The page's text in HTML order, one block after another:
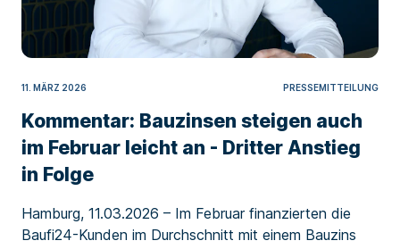
11. MÄRZ 2026 PRESSEMITTEILUNG
Kommentar: Bauzinsen steigen auch
im Februar leicht an - Dritter Anstieg
in Folge
Hamburg, 11.03.2026 – Im Februar finanzierten die
Baufi24-Kunden im Durchschnitt mit einem Bauzins